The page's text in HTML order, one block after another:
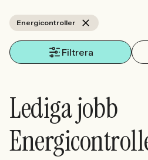
Sök med AI
Energicontroller
Filtrera
Lediga jobb